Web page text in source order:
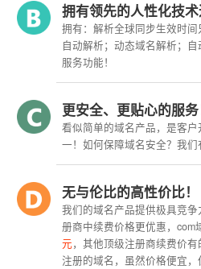
拥有领先的人性化技术
拥有：解析全球同步生效时间
自动解析；动态域名解析；
服务功能！
更安全、更贴心的服务
看似简单的域名产品，是客
一！如何保障域名安全？我们
无与伦比的高性价比！
我们的域名产品提供极具竞
册商中续费价格更优惠，com
元，其他顶级注册商续费价
注册的域名，虽然价格便宜